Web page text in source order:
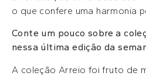
o que confere uma harmonia
Conte um pouco sobre a
nessa última edição da
A coleção Arreio foi fruto de